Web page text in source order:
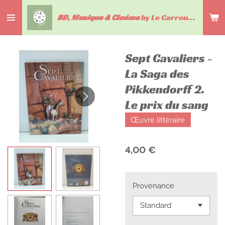
au
contenu
BD, Musique & Cinémaby Le Carrousel du livre
Sept Cavaliers -
La Saga des
Pikkendorff 2.
Le prix du sang
Œuvre littéraire
4,00 €
Provenance